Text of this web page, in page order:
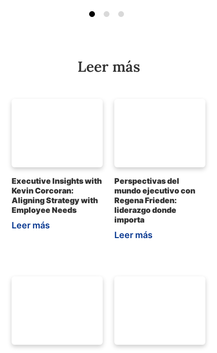
Leer más
Executive Insights with
Kevin Corcoran:
Aligning Strategy with
Employee Needs
Leer más
Perspectivas del
mundo ejecutivo con
Regena Frieden:
liderazgo donde
importa
Leer más